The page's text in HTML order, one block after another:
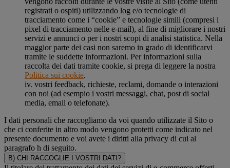
registrati o ospiti) utilizzando log e/o tecnologie di
tracciamento come i “cookie” e tecnologie simili (compresi i
pixel di tracciamento nelle e-mail), al fine di migliorare i nostri
servizi e annunci o per i nostri scopi di analisi statistica. Nella
maggior parte dei casi non saremo in grado di identificarvi
tramite le suddette informazioni. Per informazioni sulla
raccolta dei dati tramite cookie, si prega di leggere la nostra
Politica sui cookie.
iv. vostri feedback, richieste, reclami, domande o interazioni
con noi (ad esempio i vostri messaggi, chat, post di social
media, email o telefonate).
I dati personali che raccogliamo da voi quando utilizzate il Sito o
che ci conferite in altro modo vengono protetti come indicato nel
presente documento e voi avete i diritti alla privacy di cui al
paragrafo h di seguito.
B) CHI RACCOGLIE I VOSTRI DATI?